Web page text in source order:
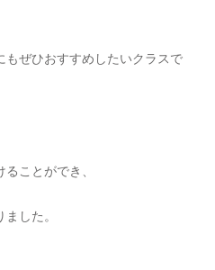
もぜひおすすめしたいクラスで
ことができ、
した。